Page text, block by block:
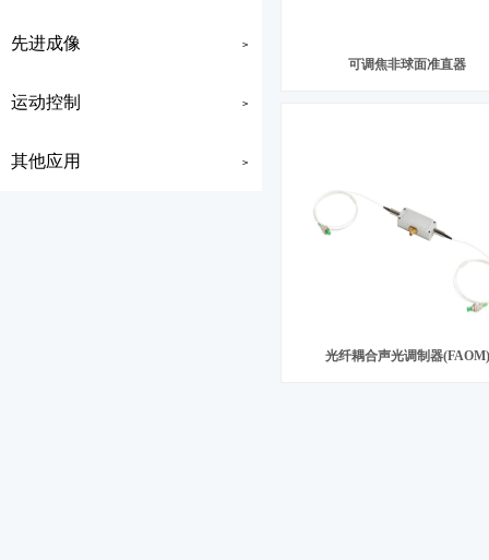
先进成像 >
运动控制 >
其他应用 >
可调焦非球面准直器
光纤耦合声光调制器(FAOM)